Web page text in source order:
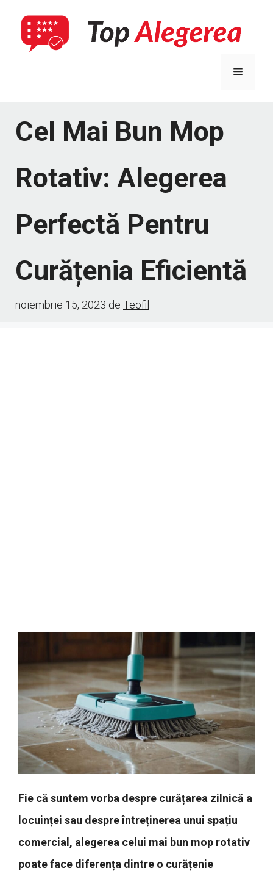
conținut
Meniu
Cel Mai Bun Mop
Rotativ: Alegerea
Perfectă Pentru
Curățenia Eficientă
noiembrie 15, 2023 de Teofil
Fie că suntem vorba despre curățarea zilnică a
locuinței sau despre întreținerea unui spațiu
comercial, alegerea celui mai bun mop rotativ
poate face diferența dintre o curățenie